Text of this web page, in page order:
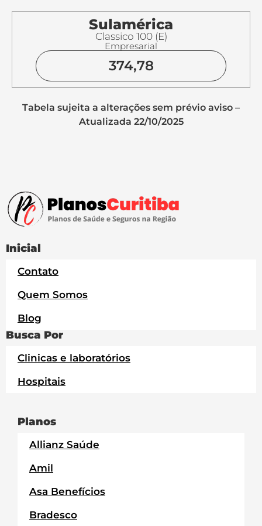
Sulamérica
Classico 100 (E)
Empresarial
374,78
Tabela sujeita a alterações sem prévio aviso –
Atualizada 22/10/2025
Inicial
Contato
Quem Somos
Blog
Busca Por
Clinicas e laboratórios
Hospitais
Planos
Allianz Saúde
Amil
Asa Benefícios
Bradesco